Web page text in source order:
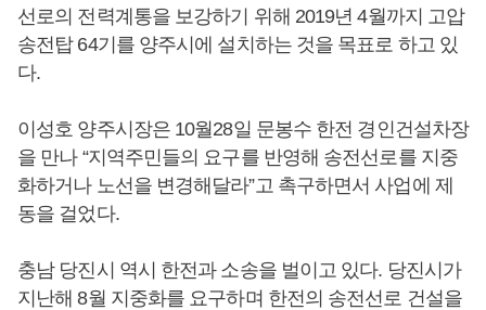
선로의 전력계통을 보강하기 위해 2019년 4월까지 고압
송전탑 64기를 양주시에 설치하는 것을 목표로 하고 있
다.
이성호 양주시장은 10월28일 문봉수 한전 경인건설차장
을 만나 “지역주민들의 요구를 반영해 송전선로를 지중
화하거나 노선을 변경해달라”고 촉구하면서 사업에 제
동을 걸었다.
충남 당진시 역시 한전과 소송을 벌이고 있다. 당진시가
지난해 8월 지중화를 요구하며 한전의 송전선로 건설을